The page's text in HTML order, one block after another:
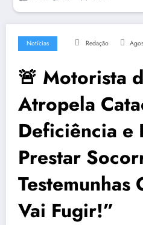
Notícias Redação
🚨 Motorista
Atropela
Deficiência e
Prestar
Testemunhas
Vai Fugir!”